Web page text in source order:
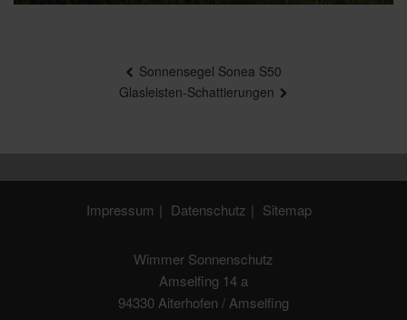
Sonnensegel Sonea S50
Glasleisten-Schattierungen
Impressum Datenschutz Sitemap
Wimmer Sonnenschutz
Amselfing 14 a
94330 Aiterhofen / Amselfing